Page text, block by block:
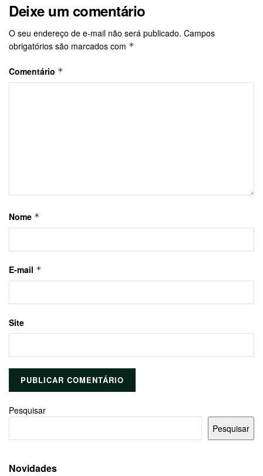
Deixe um comentário
O seu endereço de e-mail não será publicado. Campos
obrigatórios são marcados com *
Comentário *
Nome *
E-mail *
Site
Pesquisar
Pesquisar
Novidades